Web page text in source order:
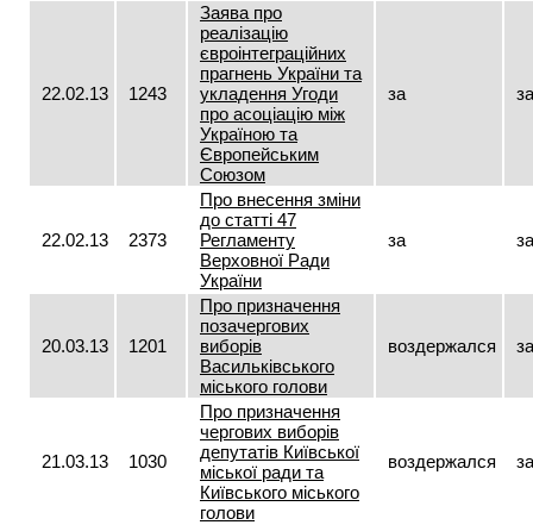
22.02.13 1243
Заява про
реалізацію
євроінтеграційних
прагнень України та
укладення Угоди
про асоціацію між
Україною та
Європейським
Союзом
за за
22.02.13 2373
Про внесення зміни
до статті 47
Регламенту
Верховної Ради
України
за за
20.03.13 1201
Про призначення
позачергових
виборів
Васильківського
міського голови
воздержался за
21.03.13 1030
Про призначення
чергових виборів
депутатів Київської
міської ради та
Київського міського
голови
воздержался за